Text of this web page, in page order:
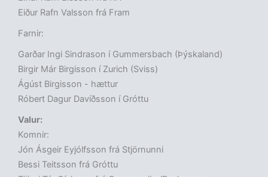
Eiður Rafn Valsson frá Fram
Farnir:
Garðar Ingi Sindrason í Gummersbach (Þýskaland)
Birgir Már Birgisson í Zurich (Sviss)
Ágúst Birgisson - hættur
Róbert Dagur Davíðsson í Gróttu
Valur:
Komnir:
Jón Ásgeir Eyjólfsson frá Stjörnunni
Bessi Teitsson frá Gróttu